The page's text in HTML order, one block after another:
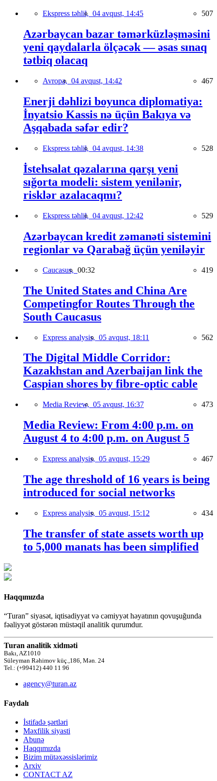
Ekspress təhlil, 04 avqust, 14:45 507
Azərbaycan bazar təmərküzləşməsini
yeni qaydalarla ölçəcək — əsas sınaq
tətbiq olacaq
Avropa, 04 avqust, 14:42 467
Enerji dəhlizi boyunca diplomatiya:
İnyatsio Kassis nə üçün Bakıya və
Aşqabada səfər edir?
Ekspress təhlil, 04 avqust, 14:38 528
İstehsalat qəzalarına qarşı yeni
sığorta modeli: sistem yenilənir,
risklər azalacaqmı?
Ekspress təhlil, 04 avqust, 12:42 529
Azərbaycan kredit zəmanəti sistemini
regionlar və Qarabağ üçün yeniləyir
Caucasus, 00:32 419
The United States and China Are
Competingfor Routes Through the
South Caucasus
Express analysis, 05 avqust, 18:11 562
The Digital Middle Corridor:
Kazakhstan and Azerbaijan link the
Caspian shores by fibre-optic cable
Media Review, 05 avqust, 16:37 473
Media Review: From 4:00 p.m. on
August 4 to 4:00 p.m. on August 5
Express analysis, 05 avqust, 15:29 467
The age threshold of 16 years is being
introduced for social networks
Express analysis, 05 avqust, 15:12 434
The transfer of state assets worth up
to 5,000 manats has been simplified
Haqqımızda
“Turan” siyasət, iqtisadiyyat və cəmiyyət həyatının qovuşuğunda
fəaliyyət göstərən müstəqil analitik qurumdur.
Turan analitik xidməti
Bakı, AZ1010
Süleyman Rəhimov küç.,186, Mən. 24
Tel.: (+99412) 440 11 96
agency@turan.az
Faydalı
İstifadə şərtləri
Məxfilik siyasti
Abunə
Haqqımızda
Bizim mütəxəssislərimiz
Arxiv
CONTACT AZ